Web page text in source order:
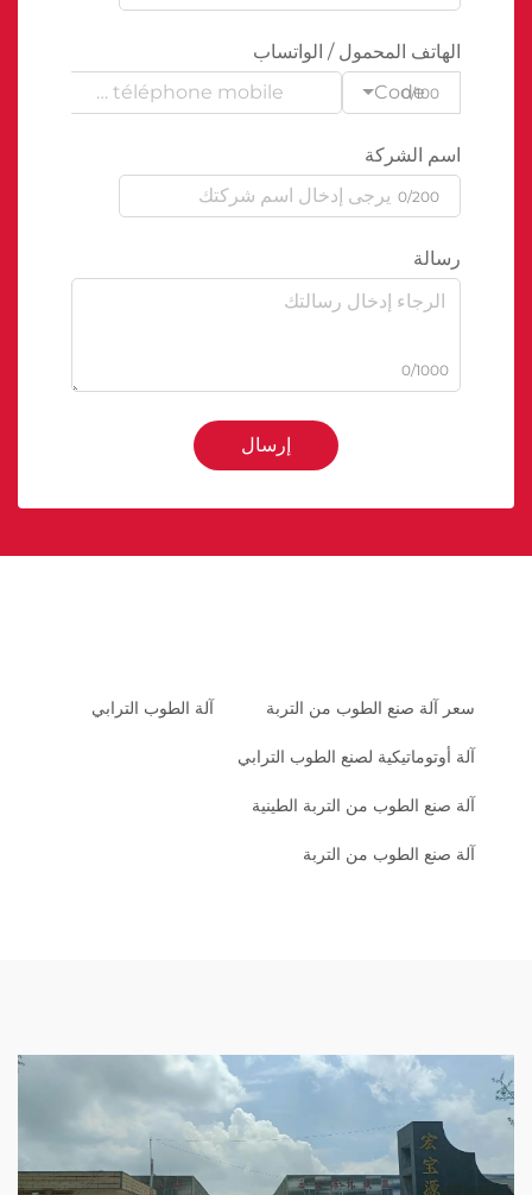
الهاتف المحمول / الواتساب
Code
0/100
اسم الشركة
0/200
رسالة
0/1000
إرسال
سعر آلة صنع الطوب من التربة آلة الطوب الترابي
آلة أوتوماتيكية لصنع الطوب الترابي
آلة صنع الطوب من التربة الطينية
آلة صنع الطوب من التربة